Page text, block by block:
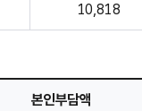
10,818
본인부담액